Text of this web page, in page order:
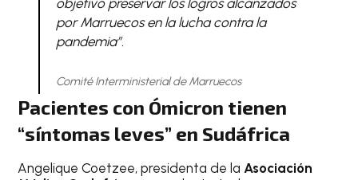
por Marruecos en la lucha contra la
pandemia”.
Comité Interministerial de Marruecos
Pacientes con Ómicron tienen
“síntomas leves” en Sudáfrica
Angelique Coetzee, presidenta de laAsociación